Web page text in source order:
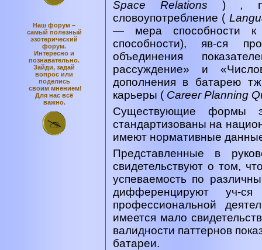
Наш форум –
самый полезный
эзотерический
форум.
Интересно и
познавательно.
Зайди, задай
вопрос или
поделись
своим мнением!
Для нас всё
важно.
Space Relations ) ,
словоупотребление (
— мера способности к
способности), яв-ся
объединения
рассуждение» и
дополнения в батарею
карьеры ( Career Planning
Существующие
стандартизованы на
имеют нормативные
Представленные в
свидетельствуют о том,
успеваемость по
дифференцируют уч-
профессиональной
имеется мало
валидности паттернов
батареи.